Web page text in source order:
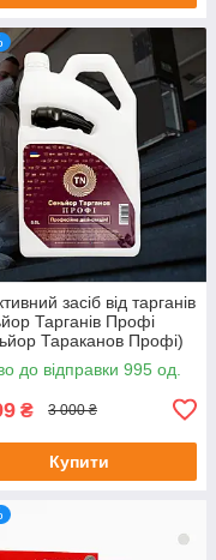
засіб від тарганів
Тарганів Профі
Тараканов Профі)
до застосування 5л
до відправки 995 од.
₴ 3 000 ₴
Купити